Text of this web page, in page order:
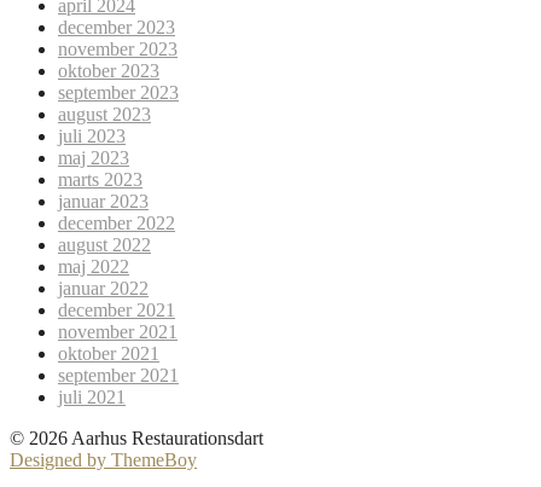
april 2024
december 2023
november 2023
oktober 2023
september 2023
august 2023
juli 2023
maj 2023
marts 2023
januar 2023
december 2022
august 2022
maj 2022
januar 2022
december 2021
november 2021
oktober 2021
september 2021
juli 2021
© 2026 Aarhus Restaurationsdart
Designed by ThemeBoy